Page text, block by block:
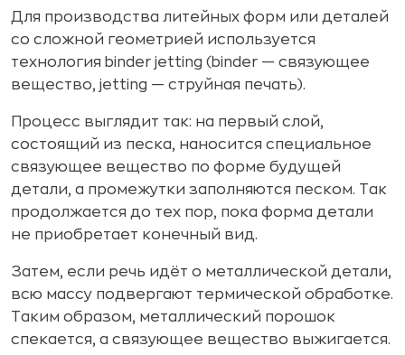
Для производства литейных форм или деталей
со сложной геометрией используется
технология binder jetting (binder — связующее
вещество, jetting — струйная печать).
Процесс выглядит так: на первый слой,
состоящий из песка, наносится специальное
связующее вещество по форме будущей
детали, а промежутки заполняются песком. Так
продолжается до тех пор, пока форма детали
не приобретает конечный вид.
Затем, если речь идёт о металлической детали,
всю массу подвергают термической обработке.
Таким образом, металлический порошок
спекается, а связующее вещество выжигается.